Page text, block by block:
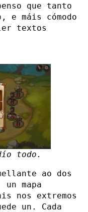
que tanto
e máis cómodo
textos
todo.
ao dos
un mapa
nos extremos
un. Cada